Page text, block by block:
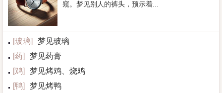
窥。梦见别人的裤头，预示着...
[玻璃]
梦见玻璃
[药]
梦见药膏
[鸡]
梦见烤鸡、烧鸡
[鸭] 梦见烤鸭